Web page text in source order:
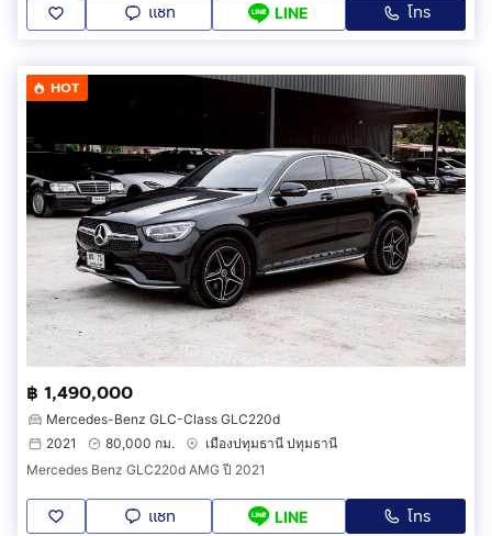
แชท LINE โทร
HOT
฿ 1,490,000
Mercedes-Benz GLC-Class GLC220d
2021
80,000 กม.
เมืองปทุมธานี ปทุมธานี
Mercedes Benz GLC220d AMG ปี 2021
แชท LINE โทร